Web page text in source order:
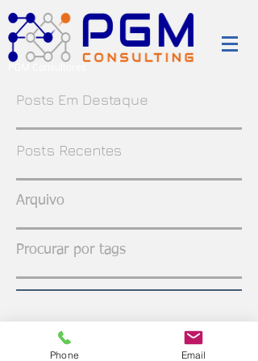
Posts Em Destaque
Posts Recentes
Arquivo
Procurar por tags
Phone Email